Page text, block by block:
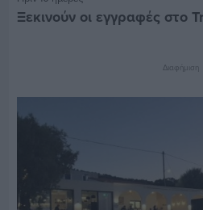
Ξεκινούν οι εγγραφές στο
Διαφήμιση